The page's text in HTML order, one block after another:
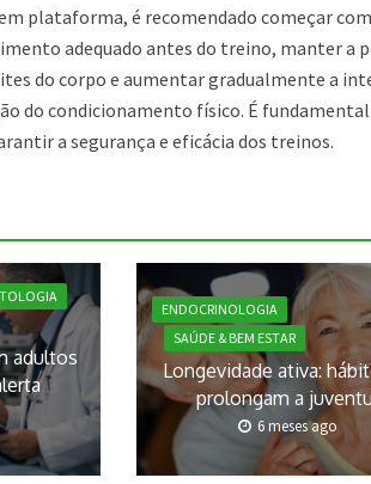
plataforma, é recomendado começar
adequado antes do treino, manter a
do corpo e aumentar gradualmente a
do condicionamento físico. É fundamental
a segurança e eficácia dos treinos.
adultos
ENDOCRINOLOGIA
SAÚDE & BEM ESTAR
Longevidade ativa:
prolongam a
6 meses ago